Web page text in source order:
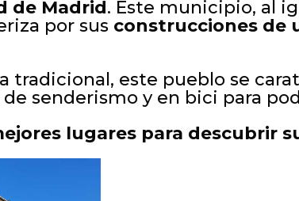
de Madrid. Este municipio, al
por sus construcciones de
tradicional, este pueblo se
de senderismo y en bici para
lugares para descubrir